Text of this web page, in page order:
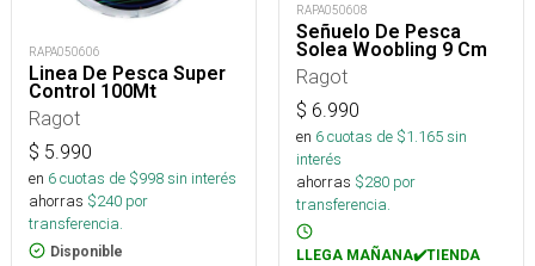
RAPA050606
Linea De Pesca Super
Control 100Mt
Ragot
$ 5.990
en 6cuotas de $998sin interés
ahorras $240 por
transferencia.
Disponible
RAPA050608
Señuelo De Pesca
Solea Woobling 9 Cm
Ragot
$ 6.990
en 6cuotas de $1.165sin
interés
ahorras $280 por
transferencia.
LLEGA MAÑANA✔️TIENDA